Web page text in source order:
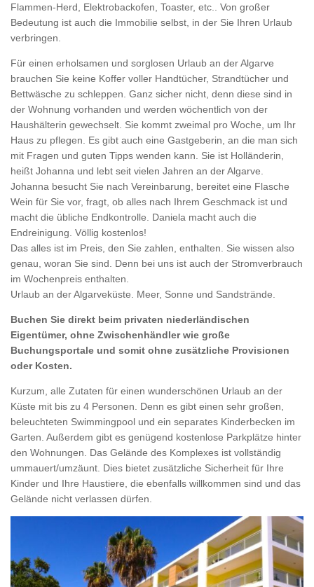
Flammen-Herd, Elektrobackofen, Toaster, etc.. Von großer
Bedeutung ist auch die Immobilie selbst, in der Sie Ihren Urlaub
verbringen.
Für einen erholsamen und sorglosen Urlaub an der Algarve
brauchen Sie keine Koffer voller Handtücher, Strandtücher und
Bettwäsche zu schleppen. Ganz sicher nicht, denn diese sind in
der Wohnung vorhanden und werden wöchentlich von der
Haushälterin gewechselt. Sie kommt zweimal pro Woche, um Ihr
Haus zu pflegen. Es gibt auch eine Gastgeberin, an die man sich
mit Fragen und guten Tipps wenden kann. Sie ist Holländerin,
heißt Johanna und lebt seit vielen Jahren an der Algarve.
Johanna besucht Sie nach Vereinbarung, bereitet eine Flasche
Wein für Sie vor, fragt, ob alles nach Ihrem Geschmack ist und
macht die übliche Endkontrolle. Daniela macht auch die
Endreinigung. Völlig kostenlos!
Das alles ist im Preis, den Sie zahlen, enthalten. Sie wissen also
genau, woran Sie sind. Denn bei uns ist auch der Stromverbrauch
im Wochenpreis enthalten.
Urlaub an der Algarveküste. Meer, Sonne und Sandstrände.
Buchen Sie direkt beim privaten niederländischen
Eigentümer, ohne Zwischenhändler wie große
Buchungsportale und somit ohne zusätzliche Provisionen
oder Kosten.
Kurzum, alle Zutaten für einen wunderschönen Urlaub an der
Küste mit bis zu 4 Personen. Denn es gibt einen sehr großen,
beleuchteten Swimmingpool und ein separates Kinderbecken im
Garten. Außerdem gibt es genügend kostenlose Parkplätze hinter
den Wohnungen. Das Gelände des Komplexes ist vollständig
ummauert/umzäunt. Dies bietet zusätzliche Sicherheit für Ihre
Kinder und Ihre Haustiere, die ebenfalls willkommen sind und das
Gelände nicht verlassen dürfen.